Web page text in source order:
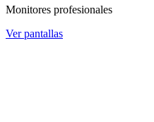
Monitores profesionales
Ver pantallas